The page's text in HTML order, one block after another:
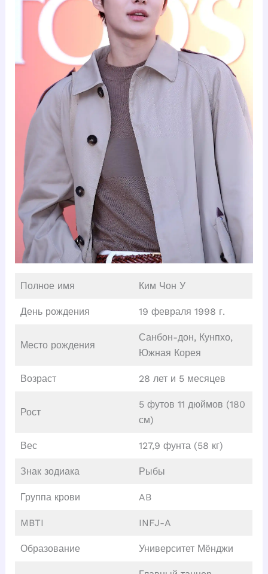
Полное имя Ким Чон У
День рождения 19 февраля 1998 г.
Место рождения
Санбон-дон, Кунпхо,
Южная Корея
Возраст 28 лет и 5 месяцев
Рост
5 футов 11 дюймов (180
см)
Вес 127,9 фунта (58 кг)
Знак зодиака Рыбы
Группа крови AB
MBTI INFJ-A
Образование Университет Мёнджи